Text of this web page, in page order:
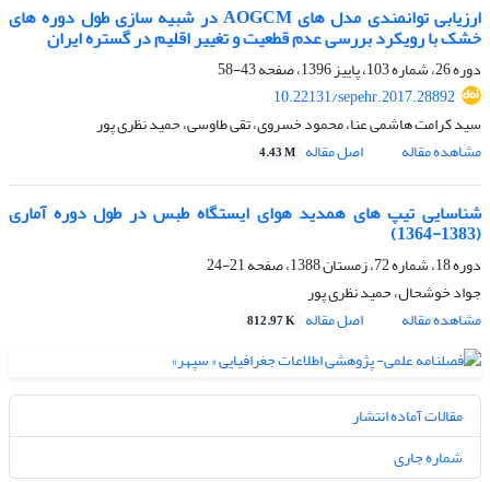
ارزیابی توانمندی مدل های AOGCM در شبیه سازی طول دوره های
خشک با رویکرد بررسی عدم قطعیت و تغییر اقلیم در گستره ایران
دوره 26، شماره 103، پاییز 1396، صفحه
43-58
10.22131/sepehr.2017.28892
سید کرامت هاشمی عنا، محمود خسروی، تقی طاوسی، حمید نظری پور
مشاهده مقاله
اصل مقاله 4.43 M
شناسایى تیپ ‏هاى همدید هواى ایستگاه طبس در طول دوره آمارى
(1383-1364)
دوره 18، شماره 72، زمستان 1388، صفحه
21-24
جواد خوشحال، حمید نظری پور
مشاهده مقاله
اصل مقاله 812.97 K
مقالات آماده انتشار
شماره جاری